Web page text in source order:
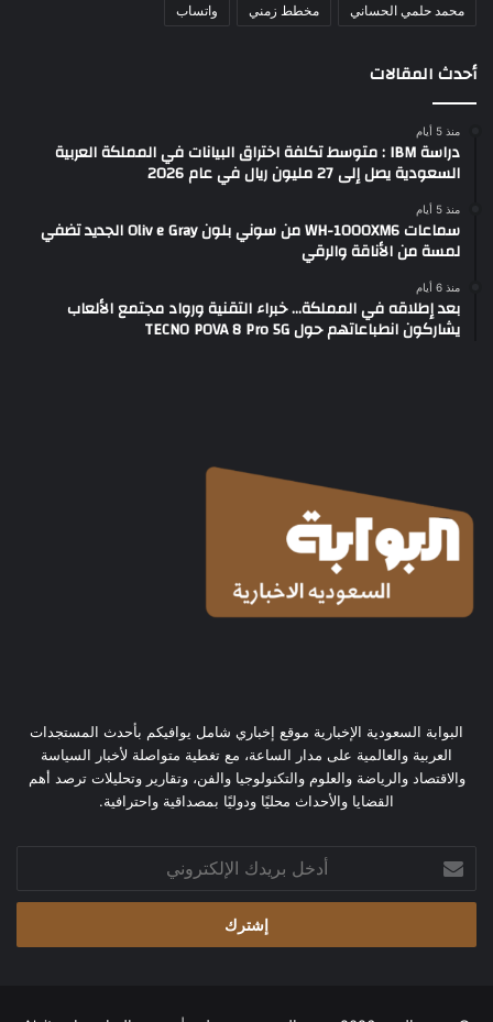
محمد حلمي الحساني مخطط زمني واتساب
أحدث المقالات
منذ 5 أيام
دراسة IBM : متوسط تكلفة اختراق البيانات في المملكة العربية
السعودية يصل إلى 27 مليون ريال في عام 2026
منذ 5 أيام
سماعات WH-1000XM6 من سوني بلون Oliv e Gray الجديد تضفي
لمسة من الأناقة والرقي
منذ 6 أيام
بعد إطلاقه في المملكة… خبراء التقنية ورواد مجتمع الألعاب
يشاركون انطباعاتهم حول TECNO POVA 8 Pro 5G
البوابة السعودية الإخبارية موقع إخباري شامل يوافيكم بأحدث المستجدات
العربية والعالمية على مدار الساعة، مع تغطية متواصلة لأخبار السياسة
والاقتصاد والرياضة والعلوم والتكنولوجيا والفن، وتقارير وتحليلات ترصد أهم
القضايا والأحداث محليًا ودوليًا بمصداقية واحترافية.
بريدك
الإلكتروني